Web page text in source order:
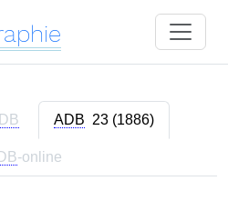
ADB 23 (1886)
-online